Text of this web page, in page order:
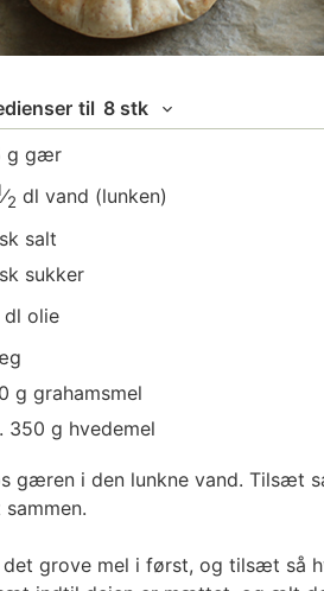
til 8 stk
g gær
⁄2 dl vand (lunken)
salt
sukker
dl olie
g grahamsmel
350 g hvedemel
gæren i den lunkne vand. Tilsæt
det grove mel i først, og tilsæt så